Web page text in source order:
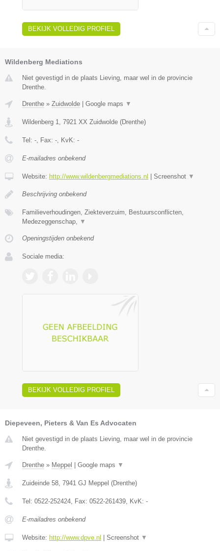
BEKIJK VOLLEDIG PROFIEL
Wildenberg Mediations
Niet gevestigd in de plaats Lieving, maar wel in de provincie
Drenthe.
Drenthe » Zuidwolde | Google maps ▼
Wildenberg 1 7921 XX Zuidwolde (Drenthe)
Tel: - , Fax: - , KvK: -
E-mailadres onbekend
Website: http://www.wildenbergmediations.nl | Screenshot ▼
Beschrijving onbekend
Familieverhoudingen, Ziekteverzuim, Bestuursconflicten,
Medezeggenschap,
▼
Openingstijden onbekend
Sociale media:
BEKIJK VOLLEDIG PROFIEL
Diepeveen, Pieters & Van Es Advocaten
Niet gevestigd in de plaats Lieving, maar wel in de provincie
Drenthe.
Drenthe » Meppel Google maps ▼
Zuideinde 58, 7941 GJ Meppel (Drenthe)
Tel: 0522-252424, Fax: 0522-261439, KvK: -
E-mailadres onbekend
Website: http://www.dpve.nl Screenshot ▼